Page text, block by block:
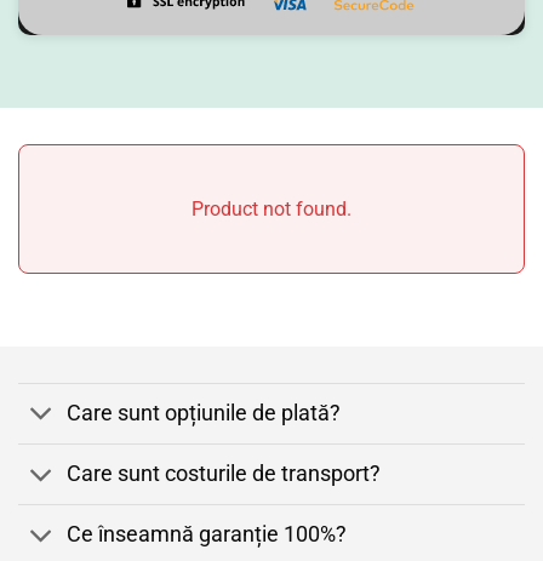
Product not found.
Care sunt opțiunile de plată?
Care sunt costurile de transport?
Ce înseamnă garanție 100%?